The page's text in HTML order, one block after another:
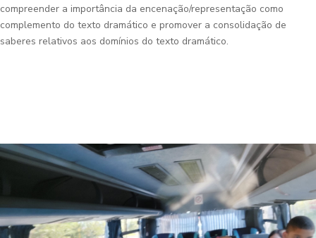
compreender a importância da encenação/representação como
complemento do texto dramático e promover a consolidação de
saberes relativos aos domínios do texto dramático.